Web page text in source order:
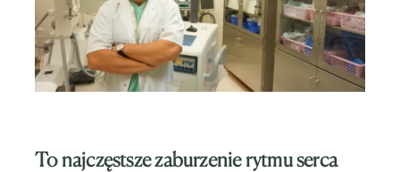
To najczęstsze zaburzenie rytmu serca